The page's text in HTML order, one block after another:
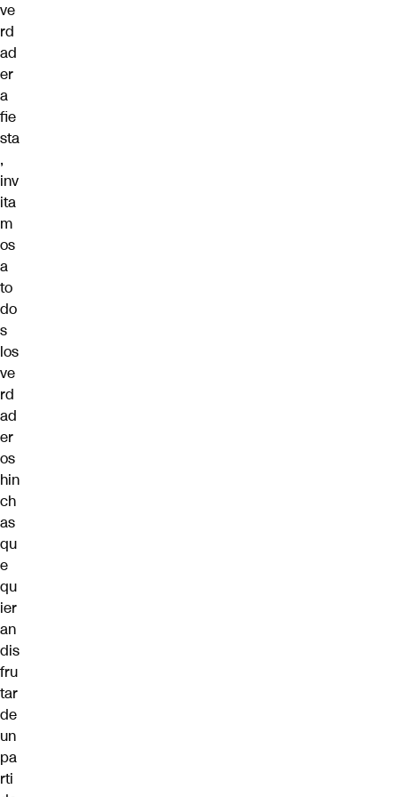
ve
rd
ad
er
a
fie
sta
,
inv
ita
m
os
a
to
do
s
los
ve
rd
ad
er
os
hin
ch
as
qu
e
qu
ier
an
dis
fru
tar
de
un
pa
rti